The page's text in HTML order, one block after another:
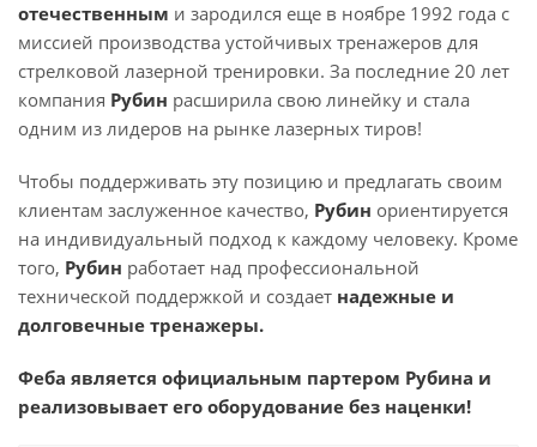
отечественным и зародился еще в ноябре 1992 года с
миссией производства устойчивых тренажеров для
стрелковой лазерной тренировки. За последние 20 лет
компания Рубин расширила свою линейку и стала
одним из лидеров на рынке лазерных тиров!
Чтобы поддерживать эту позицию и предлагать своим
клиентам заслуженное качество, Рубин ориентируется
на индивидуальный подход к каждому человеку. Кроме
того, Рубин работает над профессиональной
технической поддержкой и создает надежные и
долговечные тренажеры.
Феба является официальным партером Рубина и
реализовывает его оборудование без наценки!